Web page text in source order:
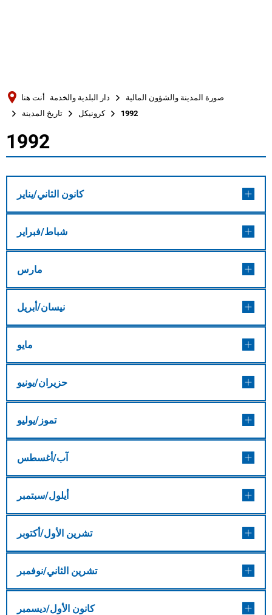
Română
MENÜ
أنت هنا دار البلدية والخدمة
صورة المدينة والشؤون المالية
تاريخ المدينة
كرونيكل 1992
1992
1992
كانون الثاني/يناير
شباط/فبراير
مارس
نيسان/أبريل
مايو
حزيران/يونيو
تموز/يوليو
آب/أغسطس
أيلول/سبتمبر
تشرين الأول/أكتوبر
تشرين الثاني/نوفمبر
كانون الأول/ديسمبر